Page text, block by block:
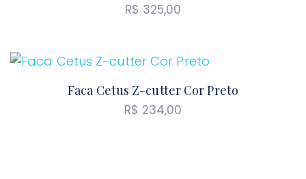
R$ 325,00
Faca Cetus Z-cutter Cor Preto
R$ 234,00